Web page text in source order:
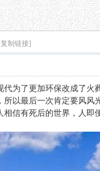
[复制链接]
为了更加环保改成了火
以最后一次肯定要风风
信有死后的世界，人即